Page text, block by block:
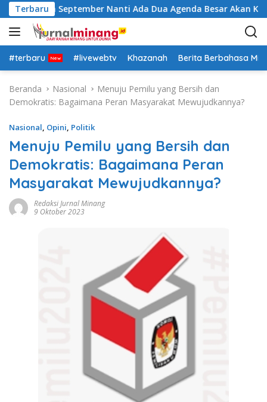
a
g
u
Terbaru
Allah September Nanti Ada Dua Agenda Besar Akan Kita
#terbaru #livewebtv Khazanah Berita Berbahasa
Beranda Nasional
Menuju Pemilu yang Bersih dan
Demokratis: Bagaimana Peran Masyarakat Mewujudkannya?
Nasional, Opini, Politik
Menuju Pemilu yang Bersih dan
Demokratis: Bagaimana Peran
Masyarakat Mewujudkannya?
Redaksi Jurnal Minang
9 Oktober 2023